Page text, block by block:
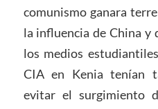
comunismo ganara
la influencia de China y
los medios
CIA en Kenia tenían
evitar el surgimiento